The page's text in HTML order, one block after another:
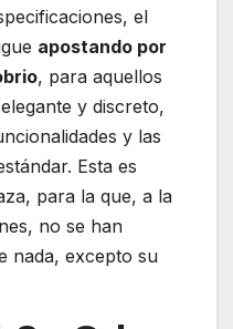
el
apostando por
, para aquellos
y discreto,
y las
Esta es
para la que, a la
no se han
nada, excepto su